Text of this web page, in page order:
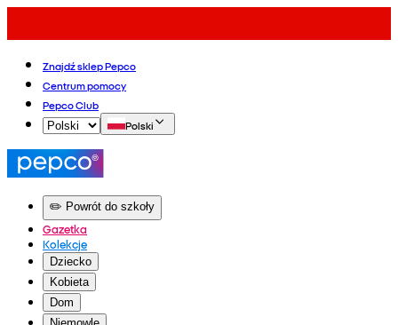
Znajdź sklep Pepco
Centrum pomocy
Pepco Club
Polski
✏️ Powrót do szkoły
Gazetka
Kolekcje
Dziecko
Kobieta
Dom